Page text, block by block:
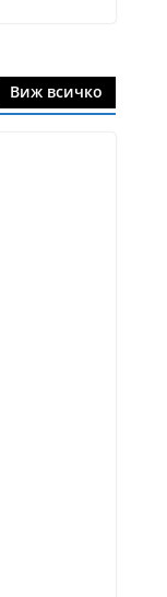
Виж всичко